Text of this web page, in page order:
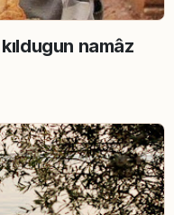
namâz